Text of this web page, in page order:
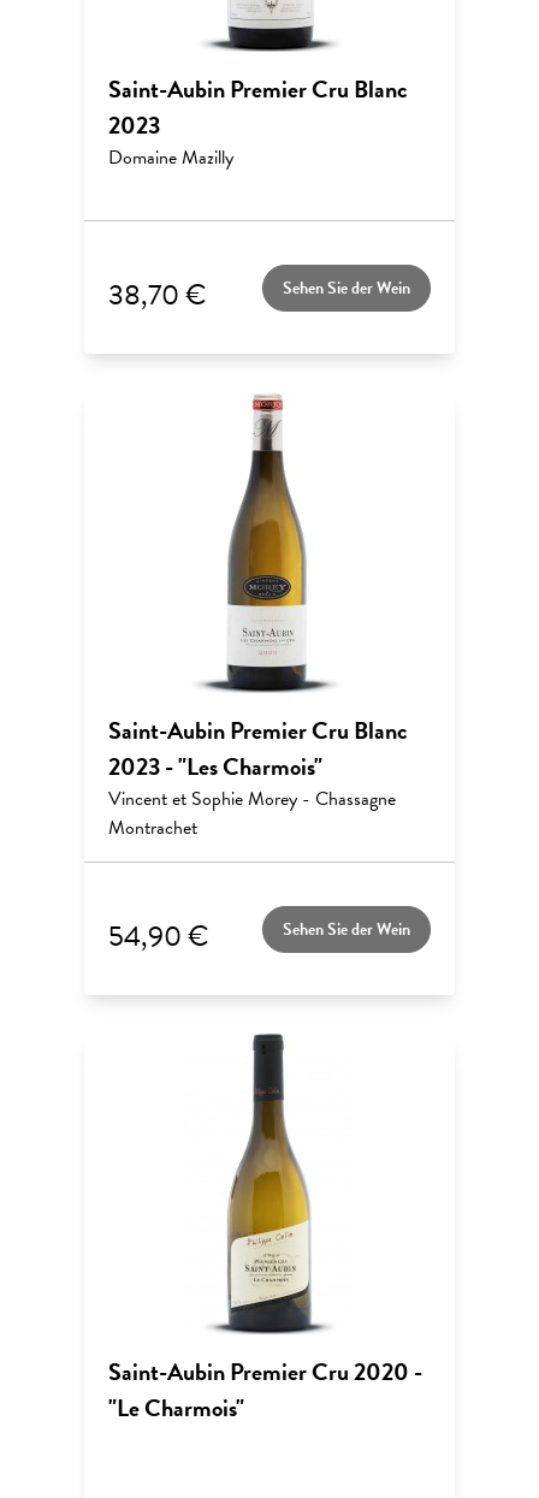
Saint-Aubin Premier Cru Blanc
2023
Domaine Mazilly
38,70 € Sehen Sie der Wein
Saint-Aubin Premier Cru Blanc
2023 - "Les Charmois"
Vincent et Sophie Morey - Chassagne
Montrachet
54,90 € Sehen Sie der Wein
Saint-Aubin Premier Cru 2020 -
"Le Charmois"